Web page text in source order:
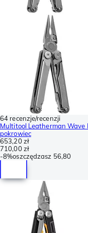
64 recenzje/recenzji
Multitool Leatherman Wave
pokrowiec
653,20 zł
710,00 zł
-8%oszczędzasz 56,80